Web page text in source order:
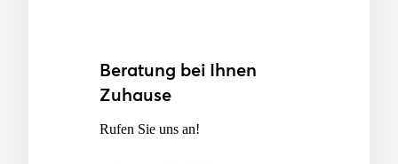
Beratung bei Ihnen
Zuhause
Rufen Sie uns an!